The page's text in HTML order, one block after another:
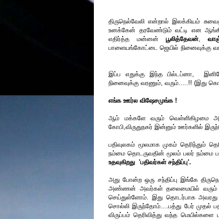
திருநெல்வேலி என்றால் இலக்கியம்
உனக்கேன் தரவேண்டும் வட்டி என
எதிர்த்த மன்னன் பூலித்தேவன்,
பாளையங்கோட்டை ஜெயில் நினைவுக்கு
இப்ப எதுக்கு இந்த பில்டப்னா,
நினைவுக்கு வரணும், வரும்.....!! (இது
எங்க ஊர்ல விஷேசமுங்க !
ஆம் மக்களே வரும் வெள்ளிகிழமை
கோபி,விருதுநகர் இன்னும் ஊர்களில்
பதிவுலகம் மூலமாக முகம் தெரிந்தும்
நம்மை தொடருவதின் மூலம் பலர் நம்மை
உதவுகிறது 'பதிவர்கள் சந்திப்பு'.
அது போன்ற ஒரு சந்திப்பு இங்கே
அண்ணன் அவர்கள் தலைமையில்
செய்துள்ளோம். இது தொடர்பாக அவரது
சொல்லி இருந்தோம்....பத்து பேர்
விருப்பம் தெரிவித்து வந்த மெயில்களை